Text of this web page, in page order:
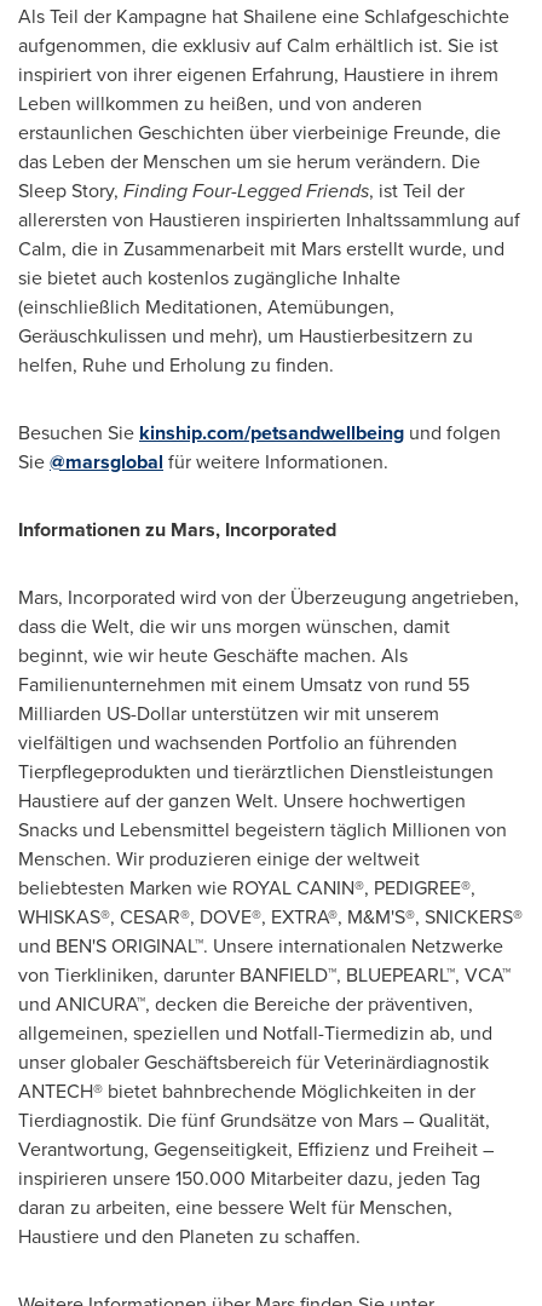
Als Teil der Kampagne hat Shailene eine Schlafgeschichte
aufgenommen, die exklusiv auf Calm erhältlich ist. Sie ist
inspiriert von ihrer eigenen Erfahrung, Haustiere in ihrem
Leben willkommen zu heißen, und von anderen
erstaunlichen Geschichten über vierbeinige Freunde, die
das Leben der Menschen um sie herum verändern. Die
Sleep Story, Finding Four-Legged Friends, ist Teil der
allerersten von Haustieren inspirierten Inhaltssammlung auf
Calm, die in Zusammenarbeit mit Mars erstellt wurde, und
sie bietet auch kostenlos zugängliche Inhalte
(einschließlich Meditationen, Atemübungen,
Geräuschkulissen und mehr), um Haustierbesitzern zu
helfen, Ruhe und Erholung zu finden.
Besuchen Sie kinship.com/petsandwellbeing und folgen
Sie@marsglobal für weitere Informationen.
Informationen zu Mars, Incorporated
Mars, Incorporated wird von der Überzeugung angetrieben,
dass die Welt, die wir uns morgen wünschen, damit
beginnt, wie wir heute Geschäfte machen. Als
Familienunternehmen mit einem Umsatz von rund 55
Milliarden US-Dollar unterstützen wir mit unserem
vielfältigen und wachsenden Portfolio an führenden
Tierpflegeprodukten und tierärztlichen Dienstleistungen
Haustiere auf der ganzen Welt. Unsere hochwertigen
Snacks und Lebensmittel begeistern täglich Millionen von
Menschen. Wir produzieren einige der weltweit
beliebtesten Marken wie ROYAL CANIN®, PEDIGREE®,
WHISKAS®, CESAR®, DOVE®, EXTRA®, M&M'S®, SNICKERS®
und BEN'S ORIGINAL™. Unsere internationalen Netzwerke
von Tierkliniken, darunter BANFIELD™, BLUEPEARL™, VCA™
und ANICURA™, decken die Bereiche der präventiven,
allgemeinen, speziellen und Notfall-Tiermedizin ab, und
unser globaler Geschäftsbereich für Veterinärdiagnostik
ANTECH® bietet bahnbrechende Möglichkeiten in der
Tierdiagnostik. Die fünf Grundsätze von Mars – Qualität,
Verantwortung, Gegenseitigkeit, Effizienz und Freiheit –
inspirieren unsere 150.000 Mitarbeiter dazu, jeden Tag
daran zu arbeiten, eine bessere Welt für Menschen,
Haustiere und den Planeten zu schaffen.